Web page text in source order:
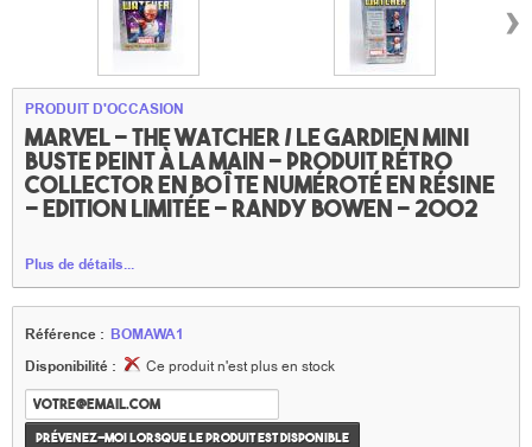
›
PRODUIT D'OCCASION
Marvel - The watcher / Le gardien mini
buste peint à la main - Produit rétro
collector en boîte numéroté en résine
- Edition limitée - Randy bowen - 2002
Plus de détails...
Référence : BOMAWA1
Disponibilité :
Ce produit n'est plus en stock
Prévenez-moi lorsque le produit est disponible